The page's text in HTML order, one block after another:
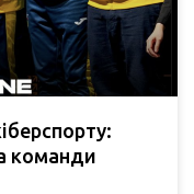
команди